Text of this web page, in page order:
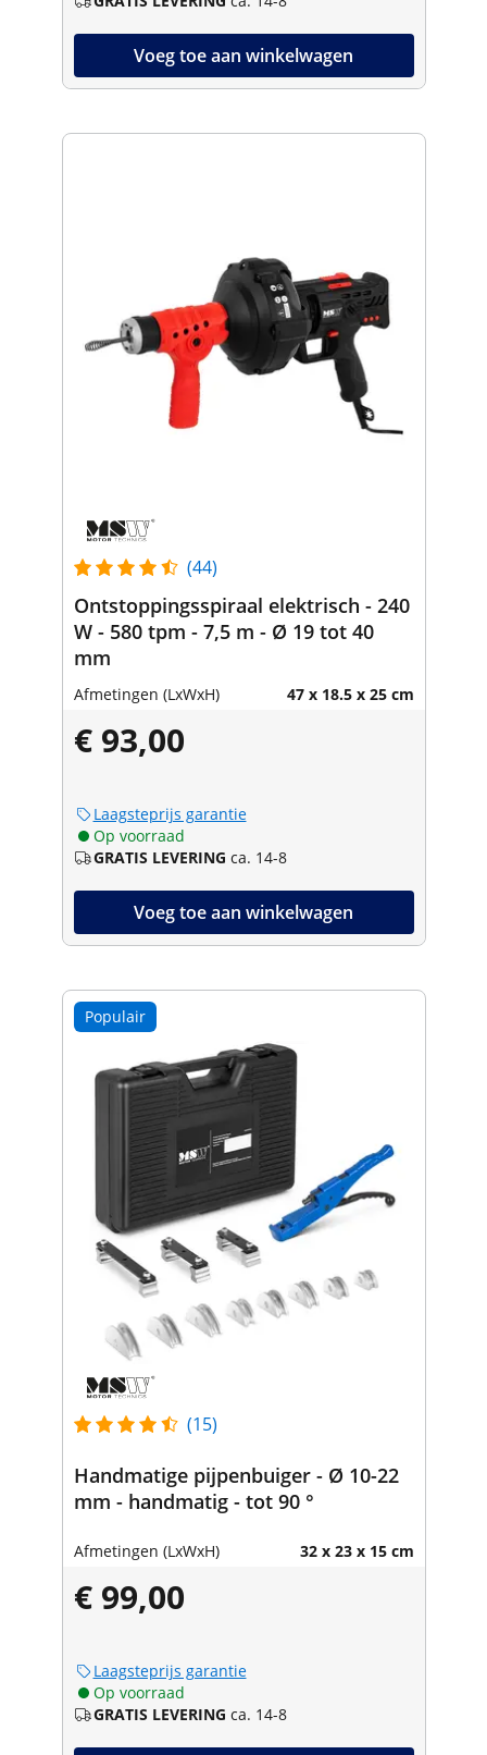
Voeg toe aan winkelwagen
(44)
Ontstoppingsspiraal elektrisch - 240
W - 580 tpm - 7,5 m - Ø 19 tot 40
mm
Afmetingen (LxWxH) 47 x 18.5 x 25 cm
€ 93,00
Laagsteprijs garantie
Op voorraad
GRATIS LEVERING ca. 14-8
Voeg toe aan winkelwagen
Populair
(15)
Handmatige pijpenbuiger - Ø 10-22
mm - handmatig - tot 90 °
Afmetingen (LxWxH) 32 x 23 x 15 cm
€ 99,00
Laagsteprijs garantie
Op voorraad
GRATIS LEVERING ca. 14-8